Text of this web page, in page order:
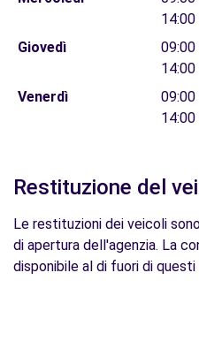
Giovedì
09:00
Venerdì
09:00
Restituzione del
Le restituzioni dei veicoli
di apertura dell'agenzia. La
disponibile al di fuori di questi